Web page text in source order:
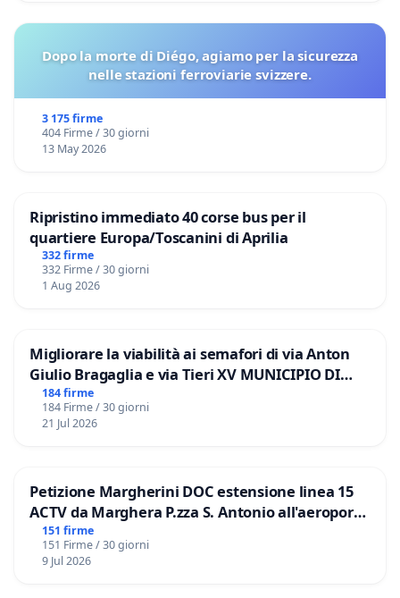
Dopo la morte di Diégo, agiamo per la sicurezza
nelle stazioni ferroviarie svizzere.
3 175 firme
404 Firme / 30 giorni
13 May 2026
Ripristino immediato 40 corse bus per il
quartiere Europa/Toscanini di Aprilia
332 firme
332 Firme / 30 giorni
1 Aug 2026
Migliorare la viabilità ai semafori di via Anton
Giulio Bragaglia e via Tieri XV MUNICIPIO DI
ROMA
184 firme
184 Firme / 30 giorni
21 Jul 2026
Petizione Margherini DOC estensione linea 15
ACTV da Marghera P.zza S. Antonio all'aeroporto
Marco Polo tariffa a € 1,50
151 firme
151 Firme / 30 giorni
9 Jul 2026